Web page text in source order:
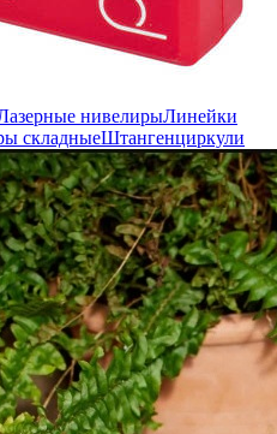
нивелирыЛинейки
складныеШтангенциркули